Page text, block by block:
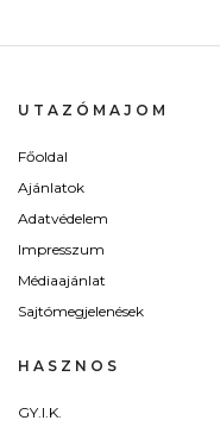
UTAZÓMAJOM
Főoldal
Ajánlatok
Adatvédelem
Impresszum
Médiaajánlat
Sajtómegjelenések
HASZNOS
GY.I.K.